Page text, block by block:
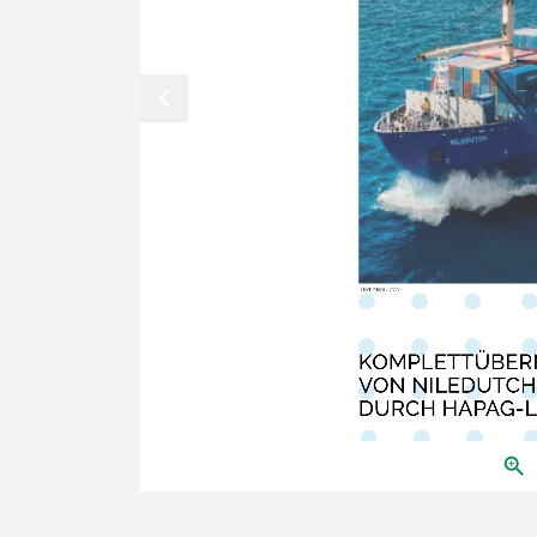
Bild: NileDutch
VON NILEDUTCH
DURCH HAPAG-
zoom_in